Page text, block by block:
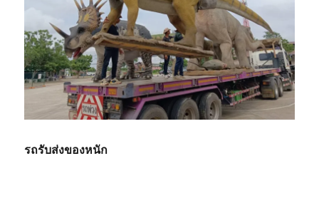
รถรับส่งของหนัก